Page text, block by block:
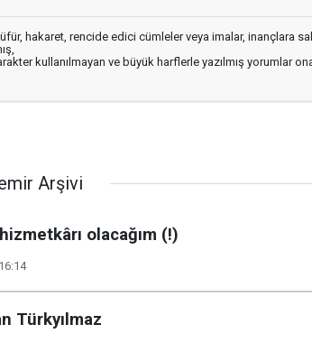
hakaret, rencide edici cümleler veya imalar, inançlara
kullanılmayan ve büyük harflerle yazılmış yorumlar
Arşivi
hizmetkârı olacağım (!)
Türkyılmaz